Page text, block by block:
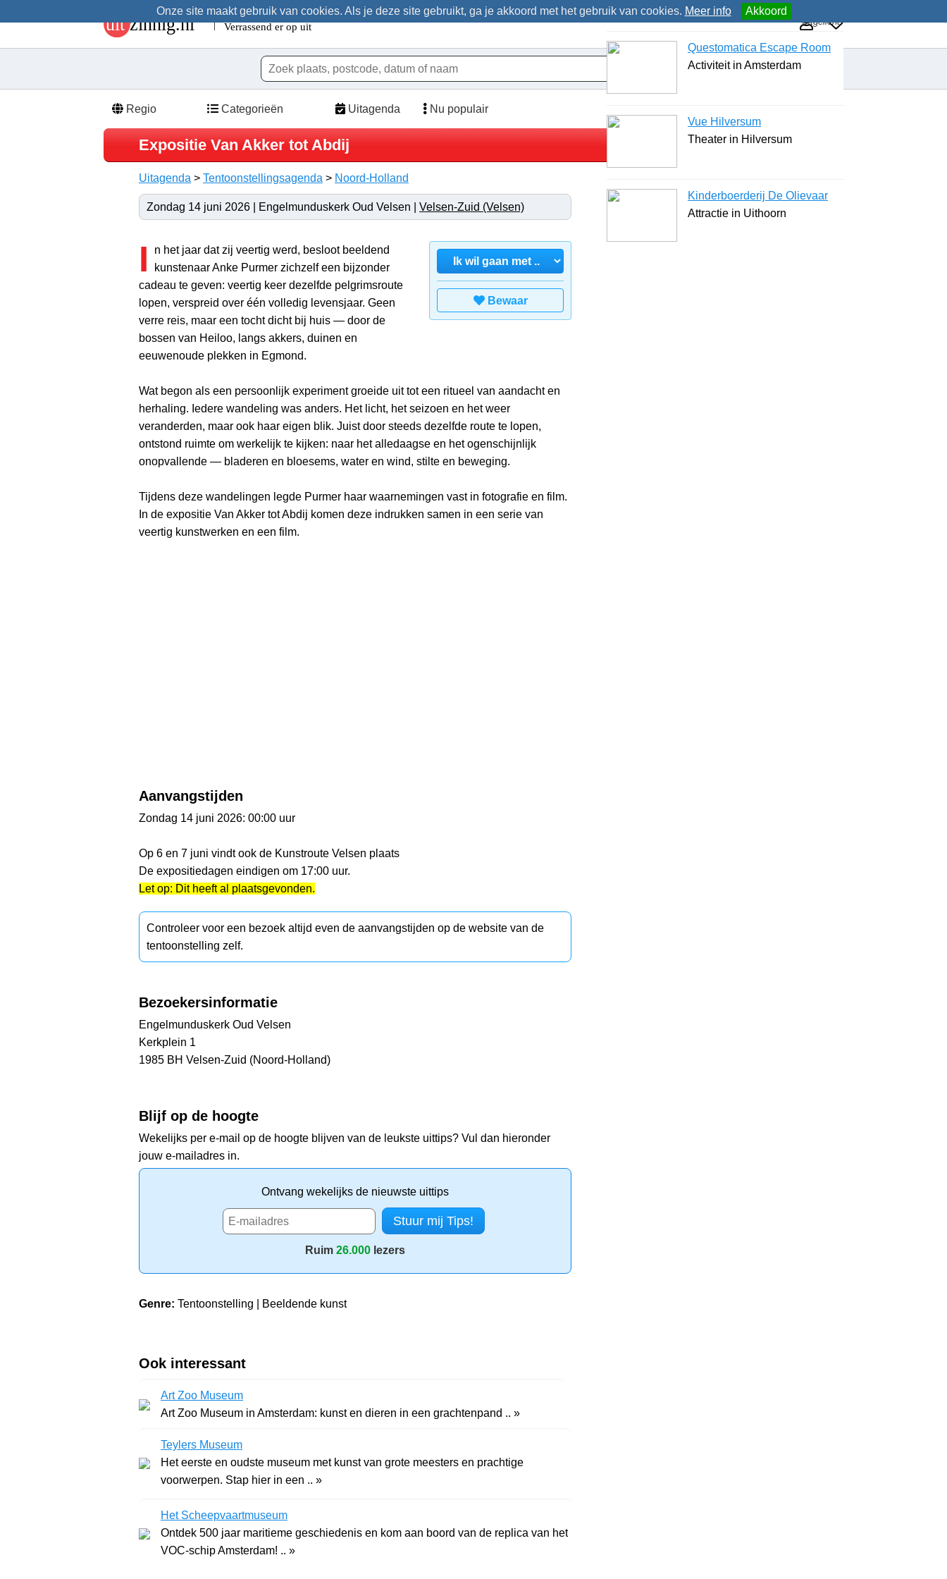
Onze site maakt gebruik van cookies. Als je deze site gebruikt, ga je akkoord met het gebruik van cookies. Meer info Akkoord
Regio Categorieën Uitagenda Nu populair
Expositie Van Akker tot Abdij
Uitagenda > Tentoonstellingsagenda > Noord-Holland
Zondag 14 juni 2026 | Engelmunduskerk Oud Velsen | Velsen-Zuid (Velsen)
Bewaar
I
n het jaar dat zij veertig werd, besloot beeldend
kunstenaar Anke Purmer zichzelf een bijzonder
cadeau te geven: veertig keer dezelfde pelgrimsroute
lopen, verspreid over één volledig levensjaar. Geen
verre reis, maar een tocht dicht bij huis — door de
bossen van Heiloo, langs akkers, duinen en
eeuwenoude plekken in Egmond.
Wat begon als een persoonlijk experiment groeide uit tot een ritueel van aandacht en
herhaling. Iedere wandeling was anders. Het licht, het seizoen en het weer
veranderden, maar ook haar eigen blik. Juist door steeds dezelfde route te lopen,
ontstond ruimte om werkelijk te kijken: naar het alledaagse en het ogenschijnlijk
onopvallende — bladeren en bloesems, water en wind, stilte en beweging.
Tijdens deze wandelingen legde Purmer haar waarnemingen vast in fotografie en film.
In de expositie Van Akker tot Abdij komen deze indrukken samen in een serie van
veertig kunstwerken en een film.
Aanvangstijden
Zondag 14 juni 2026: 00:00 uur
Op 6 en 7 juni vindt ook de Kunstroute Velsen plaats
De expositiedagen eindigen om 17:00 uur.
Let op: Dit heeft al plaatsgevonden.
Controleer voor een bezoek altijd even de aanvangstijden op de website van de
tentoonstelling zelf.
Bezoekersinformatie
Engelmunduskerk Oud Velsen
Kerkplein 1
1985 BH Velsen-Zuid (Noord-Holland)
Blijf op de hoogte
Wekelijks per e-mail op de hoogte blijven van de leukste uittips? Vul dan hieronder
jouw e-mailadres in.
Ontvang wekelijks de nieuwste uittips
Ruim 26.000 lezers
Genre: Tentoonstelling | Beeldende kunst
Ook interessant
Art Zoo Museum
Art Zoo Museum in Amsterdam: kunst en dieren in een grachtenpand .. »
Teylers Museum
Het eerste en oudste museum met kunst van grote meesters en prachtige
voorwerpen. Stap hier in een .. »
Het Scheepvaartmuseum
Ontdek 500 jaar maritieme geschiedenis en kom aan boord van de replica van het
VOC-schip Amsterdam! .. »
Uitgelicht
Questomatica Escape Room
Activiteit in Amsterdam
Vue Hilversum
Theater in Hilversum
Kinderboerderij De Olievaar
Attractie in Uithoorn